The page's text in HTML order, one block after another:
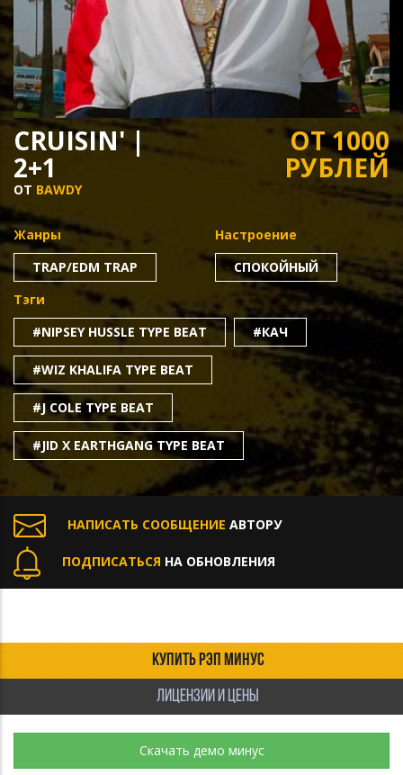
CRUISIN' |
2+1
ОТ BAWDY
ОТ 1000
РУБЛЕЙ
Жанры
TRAP/EDM TRAP
Настроение
СПОКОЙНЫЙ
Тэги
#NIPSEY HUSSLE TYPE BEAT
#КАЧ
#WIZ KHALIFA TYPE BEAT
#J COLE TYPE BEAT
#JID X EARTHGANG TYPE BEAT
НАПИСАТЬ СООБЩЕНИЕ АВТОРУ
ПОДПИСАТЬСЯ НА ОБНОВЛЕНИЯ
КУПИТЬ РЭП МИНУС
ЛИЦЕНЗИИ И ЦЕНЫ
Скачать демо минус